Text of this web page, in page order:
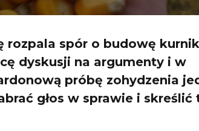
rozpala spór o budowę
dyskusji na argumenty i w
próbę zohydzenia
głos w sprawie i skreślić